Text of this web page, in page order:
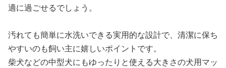
適に過ごせるでしょう。
汚れても簡単に水洗いできる実用的な設計で、清潔に保ち
やすいのも飼い主に嬉しいポイントです。
柴犬などの中型犬にもゆったりと使える大きさの犬用マッ